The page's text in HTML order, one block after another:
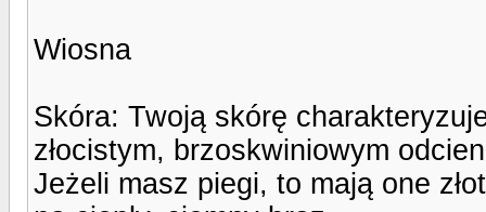
Wiosna
Skóra: Twoją skórę
złocistym, brzoskwiniowym
Jeżeli masz piegi, to mają one